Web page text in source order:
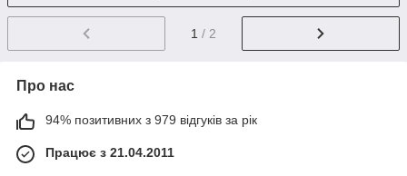
1 / 2
Про нас
94% позитивних з 979 відгуків за рік
Працює з 21.04.2011